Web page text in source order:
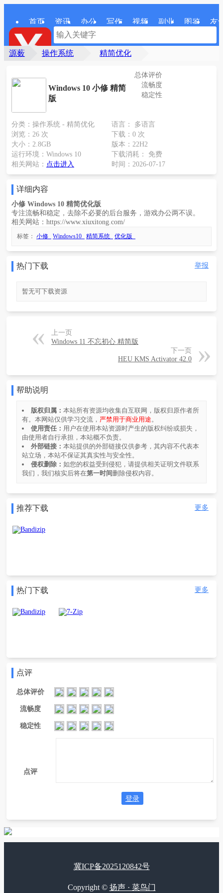
首页 资讯 办公 写作 视频 副业 图鉴 友
源薮 操作系统
精简优化
总体评价
流畅度
稳定性
Windows 10 小修 精简
版
分类：操作系统 - 精简优化
语言： 多语言
浏览：26 次
下载：0 次
大小：2.8GB
版本：22H2
运行环境：Windows 10
下载消耗： 免费
相关网站： 点击进入 时间：2026-07-17
详细内容
小修 Windows 10 精简优化版
专注流畅和稳定，去除不必要的后台服务，游戏办公两不误。
相关网站：https://www.xiuxitong.com/
标签： 小修 Windows10 精简系统 优化版
热门下载 举报
暂无可下载资源
上一页
Windows 11 不忘初心 精简版
下一页
HEU KMS Activator 42.0
帮助说明
版权归属： 本站所有资源均收集自互联网，版权归原作者所
有。本网站仅供学习交流， 严禁用于商业用途。
使用责任： 用户在使用本站资源时产生的版权纠纷或损失，
由使用者自行承担，本站概不负责。
外部链接： 本站提供的外部链接仅供参考，其内容不代表本
站立场，本站不保证其真实性与安全性。
侵权删除： 如您的权益受到侵犯，请提供相关证明文件联系
我们，我们核实后将在第一时间删除侵权内容。
推荐下载 更多
热门下载 更多
点评
总体评价
流畅度
稳定性
点评
登录
冀ICP备2025120842号
Copyright © 扬声 · 菜鸟门